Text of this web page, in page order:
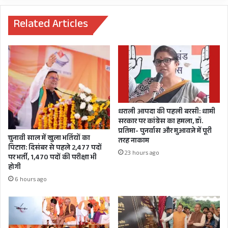
एवं आध्यात्मिक पर्यटन के माध्यम से प्रदेश की छवि को
निखारने का भी कार्य करते हैं। उन्होंने कहा कि हमें अपने
प्रदेश के ऐसे होनहार कलाकारों पर गर्व है।
इस अवसर पर कैबिनेट मंत्री गणेश जोशी सहित उत्तराखण्ड
सिनेमा जगत से संबंधित लोग भी उपस्थित रहे।
पर
पलीता!
करोड़
की
दी
सौगात,
गिंज्याली
थाम
कूटा
लाल
धान
चलाया
चरखा
Related Articles
चुनावी साल में खुला भर्तियों का
पिटारा: दिसंबर से पहले 2,477 पदों
पर भर्ती, 1,470 पदों की परीक्षा भी
होगी
6 hours ago
धराली आपदा की पहली बरसी: धामी
सरकार पर कांग्रेस का हमला, डॉ.
प्रतिमा- पुनर्वास और मुआवजे में पूरी
तरह नाकाम
23 hours ago